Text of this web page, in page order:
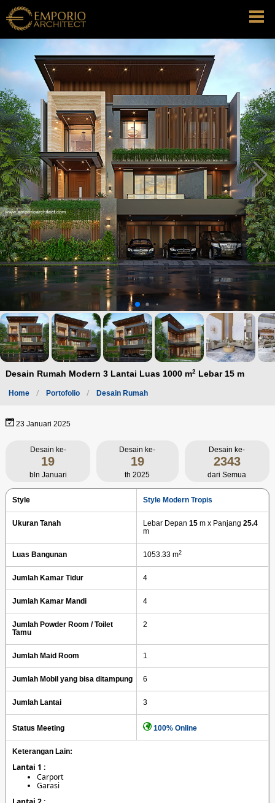
Desain Rumah Modern 3 Lantai Luas 1000 m2 Lebar 15 m
Home Portofolio Desain Rumah
23 Januari 2025
Desain ke-
19
bln Januari
Desain ke-
19
th 2025
Desain ke-
2343
dari Semua
Style Style Modern Tropis
Ukuran Tanah Lebar Depan15 m x Panjang25.4
m
Luas Bangunan 1053.33 m2
Jumlah Kamar Tidur 4
Jumlah Kamar Mandi 4
Jumlah Powder Room / Toilet
Tamu
2
Jumlah Maid Room 1
Jumlah Mobil yang bisa ditampung 6
Jumlah Lantai 3
Status Meeting 100% Online
Keterangan Lain:
Lantai 1 :
Carport
Garasi